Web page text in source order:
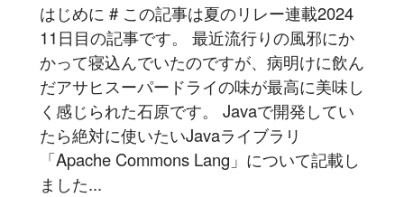
はじめに # この記事は夏のリレー連載2024
11日目の記事です。 最近流行りの風邪にか
かって寝込んでいたのですが、病明けに飲ん
だアサヒスーパードライの味が最高に美味し
く感じられた石原です。 Javaで開発してい
たら絶対に使いたいJavaライブラリ
「Apache Commons Lang」について記載し
ました...